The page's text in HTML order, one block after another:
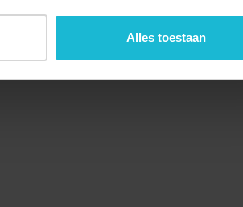
Alles toestaan
Forten.nl wordt ondersteund door de